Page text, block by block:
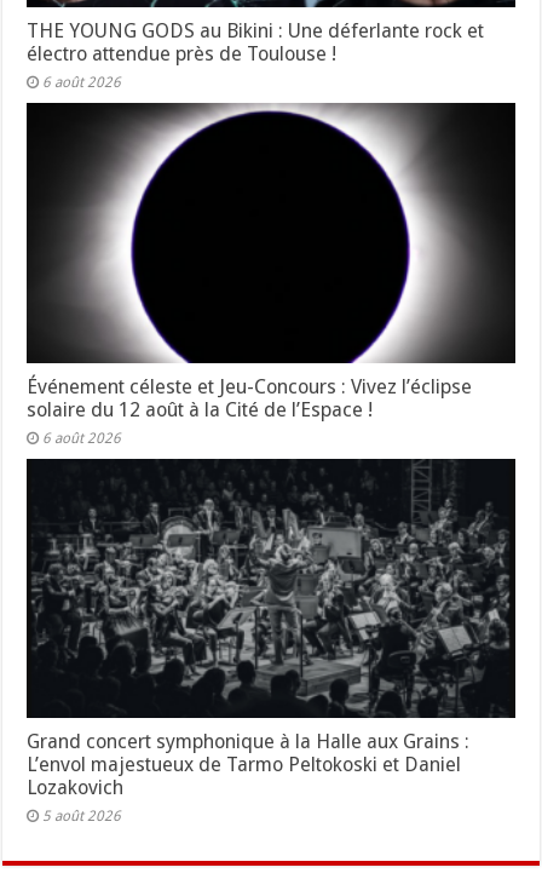
THE YOUNG GODS au Bikini : Une déferlante rock et
électro attendue près de Toulouse !
6 août 2026
Événement céleste et Jeu-Concours : Vivez l’éclipse
solaire du 12 août à la Cité de l’Espace !
6 août 2026
Grand concert symphonique à la Halle aux Grains :
L’envol majestueux de Tarmo Peltokoski et Daniel
Lozakovich
5 août 2026